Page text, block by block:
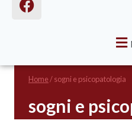
Home/sogni e psicopatologia
sogni e